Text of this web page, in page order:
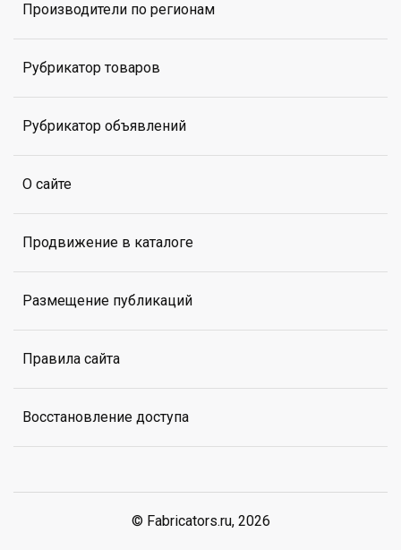
Производители по регионам
Рубрикатор товаров
Рубрикатор объявлений
О сайте
Продвижение в каталоге
Размещение публикаций
Правила сайта
Восстановление доступа
© Fabricators.ru, 2026